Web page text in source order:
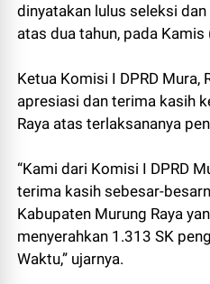
dinyatakan lulus seleksi
atas dua tahun, pada
Ketua Komisi I DPRD Mura,
apresiasi dan terima kasih
Raya atas terlaksananya
“Kami dari Komisi I DPRD
terima kasih sebesar-
Kabupaten Murung Raya
menyerahkan 1.313 SK
Waktu,” ujarnya.